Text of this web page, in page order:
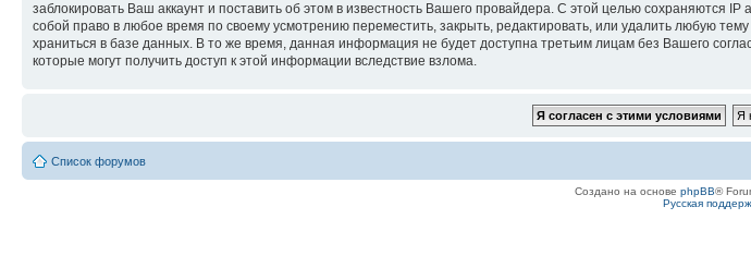
заблокировать Ваш аккаунт и поставить об этом в известность Вашего провайдера. С этой целью сохраняются
собой право в любое время по своему усмотрению переместить, закрыть, редактировать, или удалить любую
храниться в базе данных. В то же время, данная информация не будет доступна третьим лицам без Вашего
которые могут получить доступ к этой информации вследствие взлома.
Список форумов
Создано на основе phpBB®
Русская